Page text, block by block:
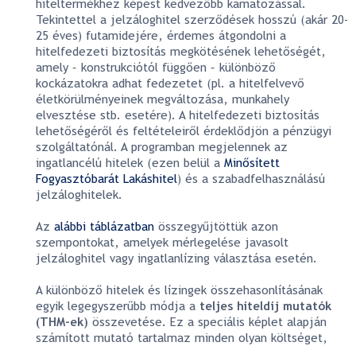
hiteltermékhez képest kedvezőbb kamatozással.
Tekintettel a jelzáloghitel szerződések hosszú (akár 20-
25 éves) futamidejére, érdemes átgondolni a
hitelfedezeti biztosítás megkötésének lehetőségét,
amely – konstrukciótól függően – különböző
kockázatokra adhat fedezetet (pl. a hitelfelvevő
életkörülményeinek megváltozása, munkahely
elvesztése stb. esetére). A hitelfedezeti biztosítás
lehetőségéről és feltételeiről érdeklődjön a pénzügyi
szolgáltatónál. A programban megjelennek az
ingatlancélú hitelek (ezen belül a Minősített
Fogyasztóbarát Lakáshitel) és a szabadfelhasználású
jelzáloghitelek.
Az alábbi táblázatban összegyűjtöttük azon
szempontokat, amelyek mérlegelése javasolt
jelzáloghitel vagy ingatlanlízing választása esetén.
A különböző hitelek és lízingek összehasonlításának
egyik legegyszerűbb módja a teljes hiteldíj mutatók
(THM-ek) összevetése. Ez a speciális képlet alapján
számított mutató tartalmaz minden olyan költséget,